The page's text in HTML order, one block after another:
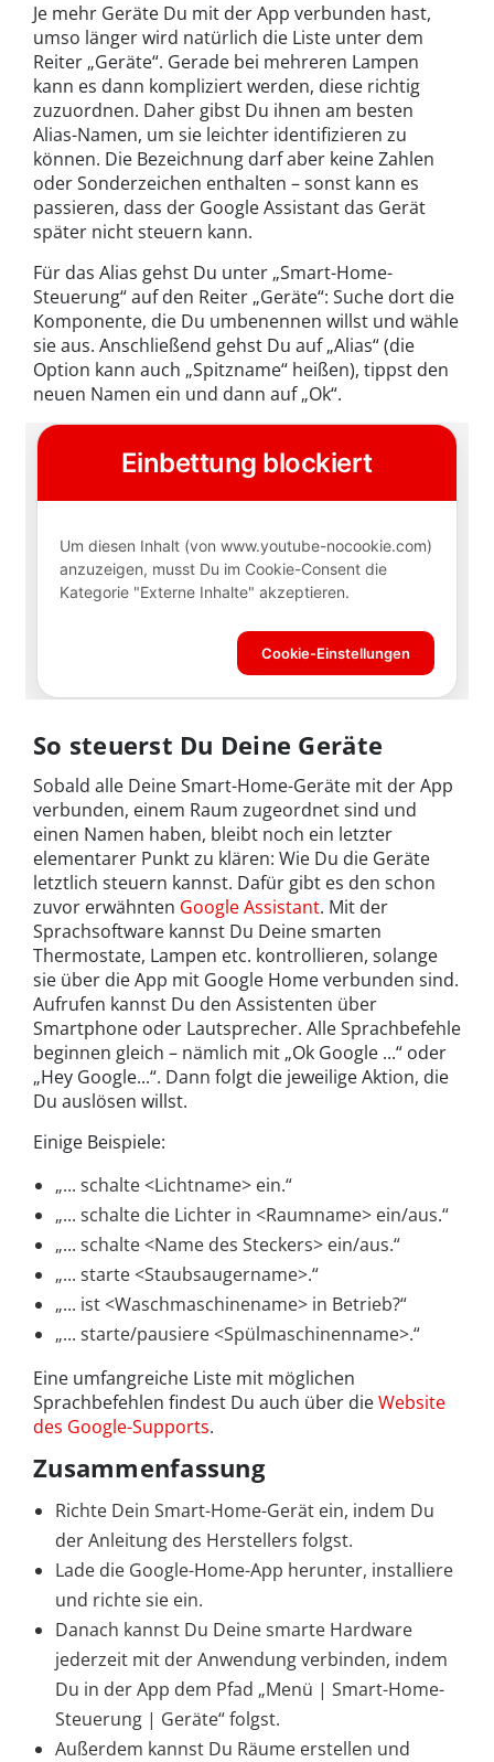
Je mehr Geräte Du mit der App verbunden hast,
umso länger wird natürlich die Liste unter dem
Reiter „Geräte“. Gerade bei mehreren Lampen
kann es dann kompliziert werden, diese richtig
zuzuordnen. Daher gibst Du ihnen am besten
Alias-Namen, um sie leichter identifizieren zu
können. Die Bezeichnung darf aber keine Zahlen
oder Sonderzeichen enthalten – sonst kann es
passieren, dass der Google Assistant das Gerät
später nicht steuern kann.
Für das Alias gehst Du unter „Smart-Home-
Steuerung“ auf den Reiter „Geräte“: Suche dort die
Komponente, die Du umbenennen willst und wähle
sie aus. Anschließend gehst Du auf „Alias“ (die
Option kann auch „Spitzname“ heißen), tippst den
neuen Namen ein und dann auf „Ok“.
So steuerst Du Deine Geräte
Sobald alle Deine Smart-Home-Geräte mit der App
verbunden, einem Raum zugeordnet sind und
einen Namen haben, bleibt noch ein letzter
elementarer Punkt zu klären: Wie Du die Geräte
letztlich steuern kannst. Dafür gibt es den schon
zuvor erwähnten Google Assistant. Mit der
Sprachsoftware kannst Du Deine smarten
Thermostate, Lampen etc. kontrollieren, solange
sie über die App mit Google Home verbunden sind.
Aufrufen kannst Du den Assistenten über
Smartphone oder Lautsprecher. Alle Sprachbefehle
beginnen gleich – nämlich mit „Ok Google ...“ oder
„Hey Google...“. Dann folgt die jeweilige Aktion, die
Du auslösen willst.
Einige Beispiele:
„... schalte <Lichtname> ein.“
„... schalte die Lichter in <Raumname> ein/aus.“
„... schalte <Name des Steckers> ein/aus.“
„... starte <Staubsaugername>.“
„... ist <Waschmaschinename> in Betrieb?“
„... starte/pausiere <Spülmaschinenname>.“
Eine umfangreiche Liste mit möglichen
Sprachbefehlen findest Du auch über dieWebsite
des Google-Supports.
Zusammenfassung
Richte Dein Smart-Home-Gerät ein, indem Du
der Anleitung des Herstellers folgst.
Lade die Google-Home-App herunter, installiere
und richte sie ein.
Danach kannst Du Deine smarte Hardware
jederzeit mit der Anwendung verbinden, indem
Du in der App dem Pfad „Menü | Smart-Home-
Steuerung | Geräte“ folgst.
Außerdem kannst Du Räume erstellen und